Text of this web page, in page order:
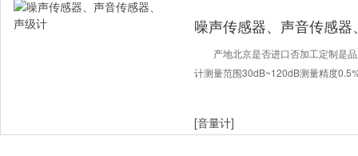
噪声传感器、声音传感器
产地北京是否进口否加工定制是
计测量范围30dB~120dB测量精度
[音量计]